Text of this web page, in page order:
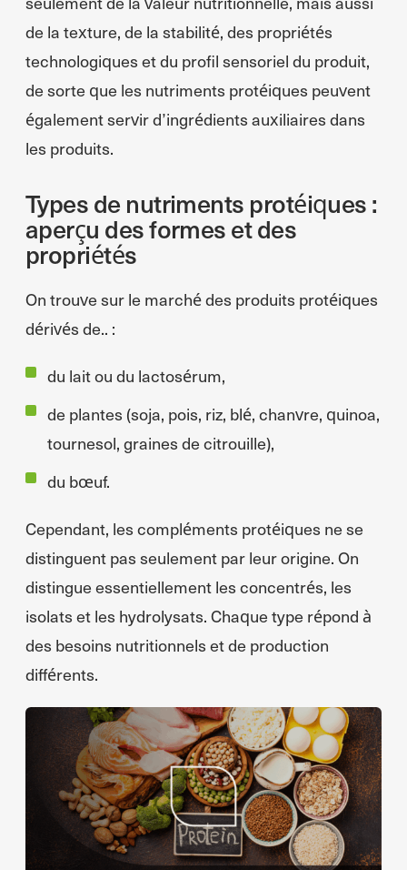
de la texture, de la stabilité, des propriétés
technologiques et du profil sensoriel du produit,
de sorte que les nutriments protéiques peuvent
également servir d’ingrédients auxiliaires dans
les produits.
Types de nutriments protéiques :
aperçu des formes et des
propriétés
On trouve sur le marché des produits protéiques
dérivés de.. :
du lait ou du lactosérum,
de plantes (soja, pois, riz, blé, chanvre, quinoa,
tournesol, graines de citrouille),
du bœuf.
Cependant, les compléments protéiques ne se
distinguent pas seulement par leur origine. On
distingue essentiellement les concentrés, les
isolats et les hydrolysats. Chaque type répond à
des besoins nutritionnels et de production
différents.